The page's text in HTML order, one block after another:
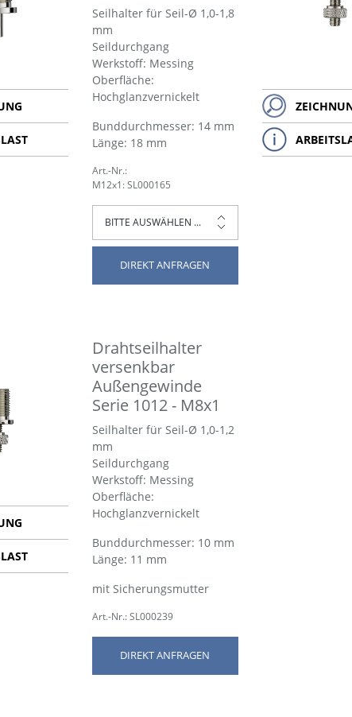
Seilhalter für Seil-Ø 1,0-1,8
mm
Seildurchgang
Werkstoff: Messing
Oberfläche:
Hochglanzvernickelt
Bund­durch­messer: 14 mm
Länge: 18 mm
Art.-Nr.:
M12x1: SL000165
DIREKT ANFRAGEN
Drahtseilhalter
versenkbar
Außengewinde
Serie 1012 - M8x1
Seilhalter für Seil-Ø 1,0-1,2
mm
Seildurchgang
Werkstoff: Messing
Oberfläche:
Hochglanzvernickelt
Bund­durch­messer: 10 mm
Länge: 11 mm
mit Sicherungsmutter
Art.-Nr.: SL000239
DIREKT ANFRAGEN